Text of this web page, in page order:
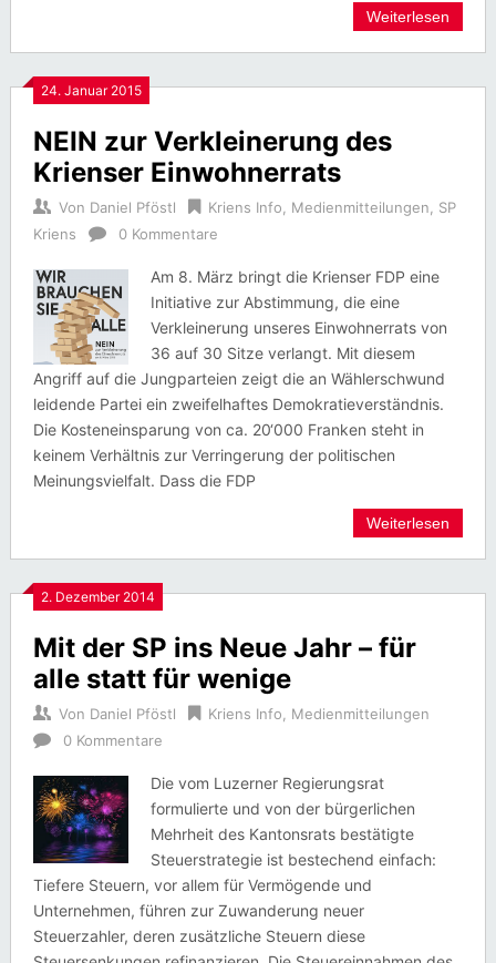
Weiterlesen
24. Januar 2015
NEIN zur Verkleinerung des
Krienser Einwohnerrats
Von Daniel Pföstl Kriens Info Medienmitteilungen
SP
Kriens
0 Kommentare
Am 8. März bringt die Krienser FDP eine
Initiative zur Abstimmung, die eine
Verkleinerung unseres Einwohnerrats von
36 auf 30 Sitze verlangt. Mit diesem
Angriff auf die Jungparteien zeigt die an Wählerschwund
leidende Partei ein zweifelhaftes Demokratieverständnis.
Die Kosteneinsparung von ca. 20‘000 Franken steht in
keinem Verhältnis zur Verringerung der politischen
Meinungsvielfalt. Dass die FDP
Weiterlesen
2. Dezember 2014
Mit der SP ins Neue Jahr – für
alle statt für wenige
Von Daniel Pföstl Kriens Info
Medienmitteilungen
0 Kommentare
Die vom Luzerner Regierungsrat
formulierte und von der bürgerlichen
Mehrheit des Kantonsrats bestätigte
Steuerstrategie ist bestechend einfach:
Tiefere Steuern, vor allem für Vermögende und
Unternehmen, führen zur Zuwanderung neuer
Steuerzahler, deren zusätzliche Steuern diese